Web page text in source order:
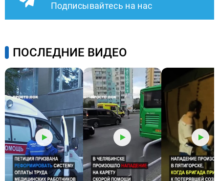
Подписывайтесь на нас
ПОСЛЕДНИЕ ВИДЕО